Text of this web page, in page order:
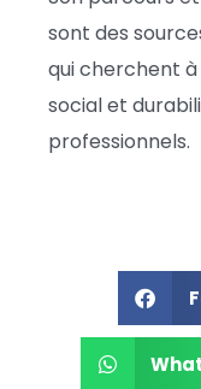
sont des
qui cherchent
social et
professionnels.